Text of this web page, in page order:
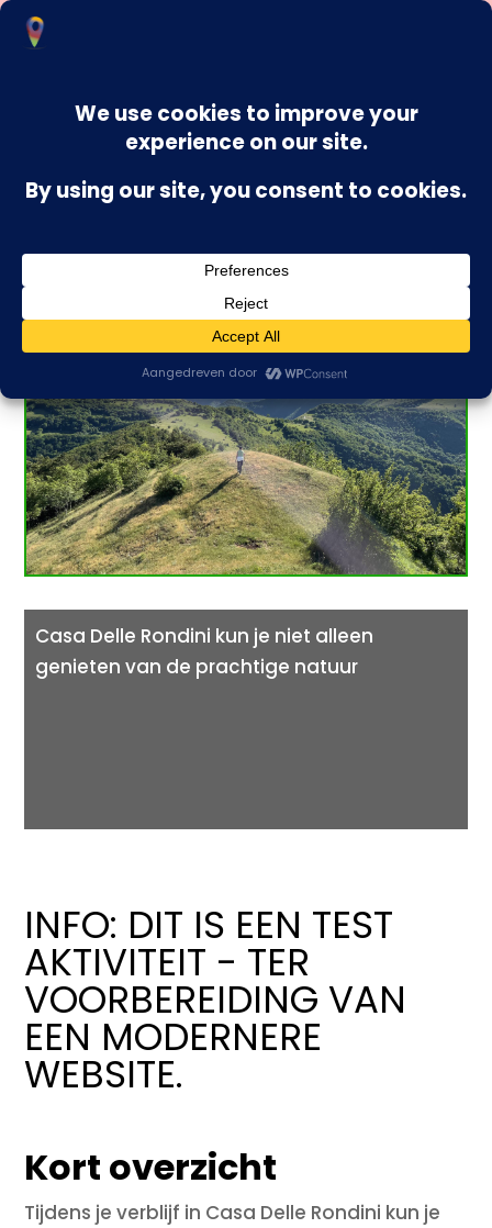
Rondje Casa Rondini – Montevecchio en
Casa Delle Rondini kun je niet alleen
genieten van de prachtige natuur
INFO: DIT IS EEN TEST
AKTIVITEIT - TER
VOORBEREIDING VAN
EEN MODERNERE
WEBSITE.
Kort overzicht
Tijdens je verblijf in Casa Delle Rondini kun je